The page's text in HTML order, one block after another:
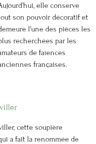
elle conserve
son pouvoir décoratif et
l'une des pièces les
recherchées par les
de faïences
françaises.
cette soupière
a fait la renommée de